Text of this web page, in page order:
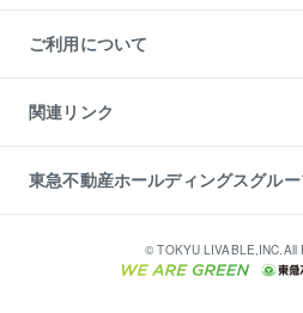
ご紹介・再契約特典
入居者様専用-各種ご案内（賃貸）
東急こすもす会「こすもすWeb」
ご利用について
金融商品取引について
東急リバブル ソーシャルメディアポリシー
ご意見・お問い合わせ（金融商品取引専
ダイレクトメール（郵送物）・Eメールな
関連リンク
これからご結婚される方に東急百貨店のブ
人材サービスのご用命は 東急リバブルス
東北の逸品を贈ります 東北すぐれものセ
東急不動産ホールディングスグルー
東急コミュニティー
東急住宅リース
© TOKYU LIVABLE,INC.All